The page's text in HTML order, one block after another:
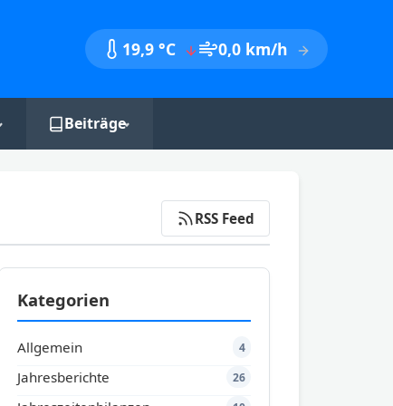
19,9 °C 0,0 km/h
Beiträge
RSS Feed
Kategorien
Allgemein 4
Jahresberichte 26